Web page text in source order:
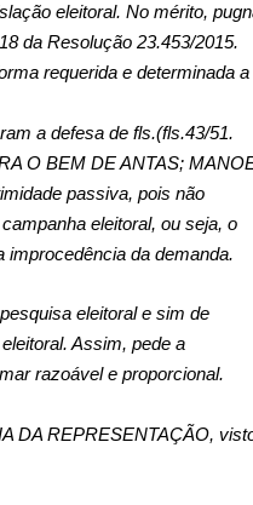
eleitoral. No mérito,
da Resolução 23.453/2015.
requerida e determinada a
a defesa de fls.(fls.43/51.
O BEM DE ANTAS;
passiva, pois não
eleitoral, ou seja, o
improcedência da demanda.
eleitoral e sim de
Assim, pede a
razoável e proporcional.
DA REPRESENTAÇÃO,